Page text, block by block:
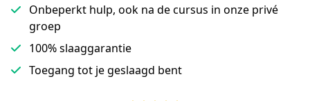
Onbeperkt hulp, ook na de cursus in onze privé
groep
100% slaaggarantie
Toegang tot je geslaagd bent